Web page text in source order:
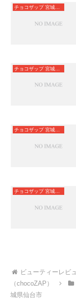
チョコザップ 宮城県仙台市
チョコザップ 宮城県仙台市
チョコザップ 宮城県仙台市
チョコザップ 宮城県仙台市
（chocoZAP）
城県仙台市